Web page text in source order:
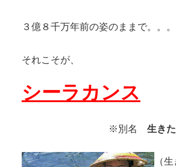
３億８千万年前の姿のままで。。。
それこそが、
シーラカンス
※別名 生き
（生